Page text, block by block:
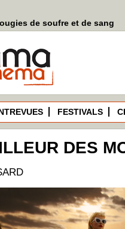
de soufre et de sang
FESTIVALS
DES